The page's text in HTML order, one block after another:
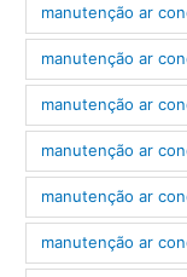
manutenção ar
manutenção ar
manutenção ar
manutenção ar
manutenção ar
manutenção ar